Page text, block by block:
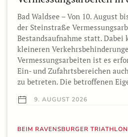
Bad Waldsee – Von 10. August
der Steinstraße
Bestandsaufnahme statt. Dabei
kleineren
Vermessungsarbeiten ist es
Ein- und Zufahrtsbereichen
zu betreten. Die betroffenen
9. AUGUST 2026
BEIM RAVENSBURGER TRIATHLON